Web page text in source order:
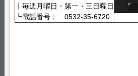
┃毎週月曜日・第一・三日曜日
┗電話番号： 0532-35-6720